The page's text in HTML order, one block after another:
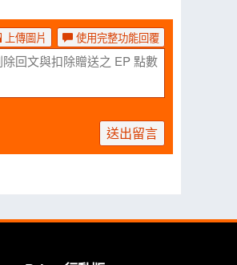
使用完整功能回覆
上傳圖片
送出留言